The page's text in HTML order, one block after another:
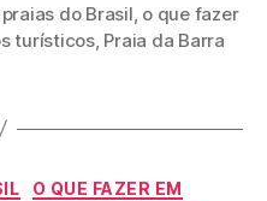
do Brasil o que fazer
turísticos, Praia da Barra
O QUE FAZER EM